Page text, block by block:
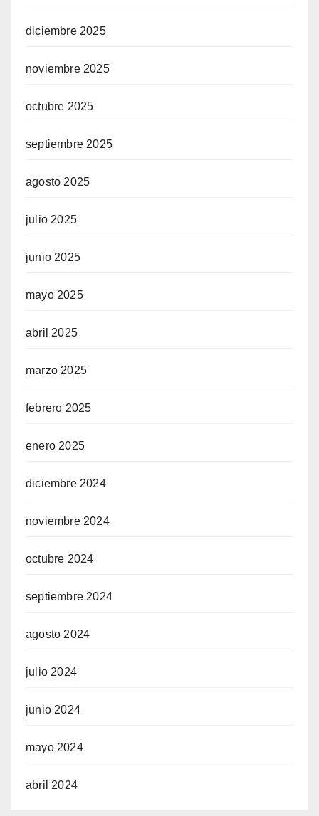
diciembre 2025
noviembre 2025
octubre 2025
septiembre 2025
agosto 2025
julio 2025
junio 2025
mayo 2025
abril 2025
marzo 2025
febrero 2025
enero 2025
diciembre 2024
noviembre 2024
octubre 2024
septiembre 2024
agosto 2024
julio 2024
junio 2024
mayo 2024
abril 2024